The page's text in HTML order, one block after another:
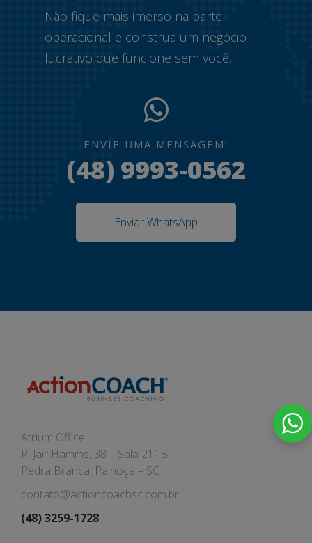
Não fique mais imerso na parte
operacional e construa um negócio
lucrativo que funcione sem você.
ENVIE UMA MENSAGEM!
(48) 9993-0562
Enviar WhatsApp
Atrium Office
R. Jair Hamms, 38 – Sala 211B
Pedra Branca, Palhoça – SC
contato@actioncoachsc.com.br
(48) 3259-1728